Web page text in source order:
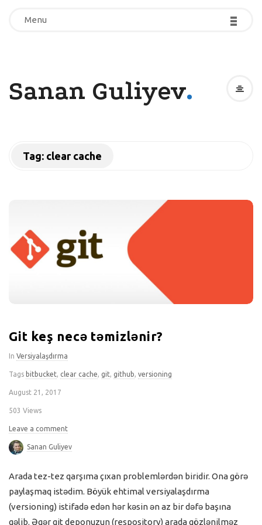
Menu -
-
-
Menu -
-
-
Sanan Guliyev.
Tag: clear cache
Git keş necə təmizlənir?
In Versiyalaşdırma
Tags bitbucket, clear cache, git, github, versioning
August 21, 2017
503 Views
Leave a comment
Sanan Guliyev
Arada tez-tez qarşıma çıxan problemlərdən biridir. Ona görə
paylaşmaq istədim. Böyük ehtimal versiyalaşdırma
(versioning) istifadə edən hər kəsin ən az bir dəfə başına
gəlib. Əgər git deponuzun (respository) arada gözlənilməz